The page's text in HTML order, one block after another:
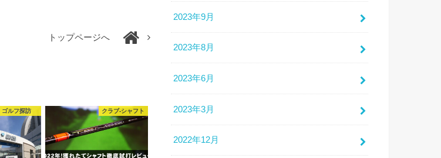
トップページへ
ゴルフ探訪 クラブ-シャフト
2023年9月
2023年8月
2023年6月
2023年3月
2022年12月